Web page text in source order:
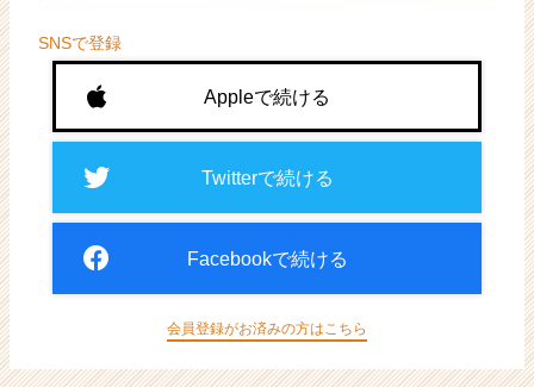
活
サ
ト
ア
キ
リ
ア
SNSで登録
Appleで続ける
Twitterで続ける
Facebookで続ける
会員登録がお済みの方はこちら